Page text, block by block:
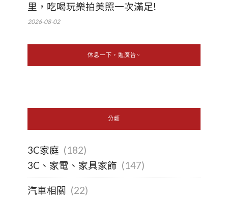
里，吃喝玩樂拍美照一次滿足!
2026-08-02
休息一下，進廣告~
分類
3C家庭 (182)
3C、家電、家具家飾 (147)
汽車相關 (22)